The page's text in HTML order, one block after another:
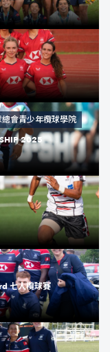
會青少年欖球學院
2025
七人欖球賽